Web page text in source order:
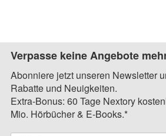
Verpasse keine Angebote
Abonniere jetzt unseren Newsletter
Rabatte und Neuigkeiten.
Extra-Bonus: 60 Tage Nextory
Mio. Hörbücher & E-Books.*